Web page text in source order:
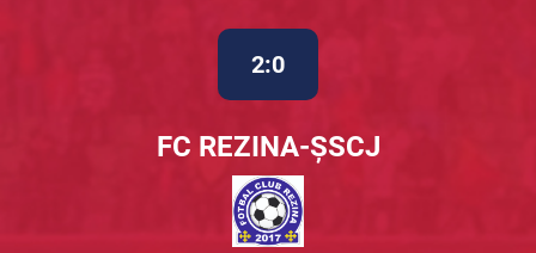
2:0
FC REZINA-ȘSCJ